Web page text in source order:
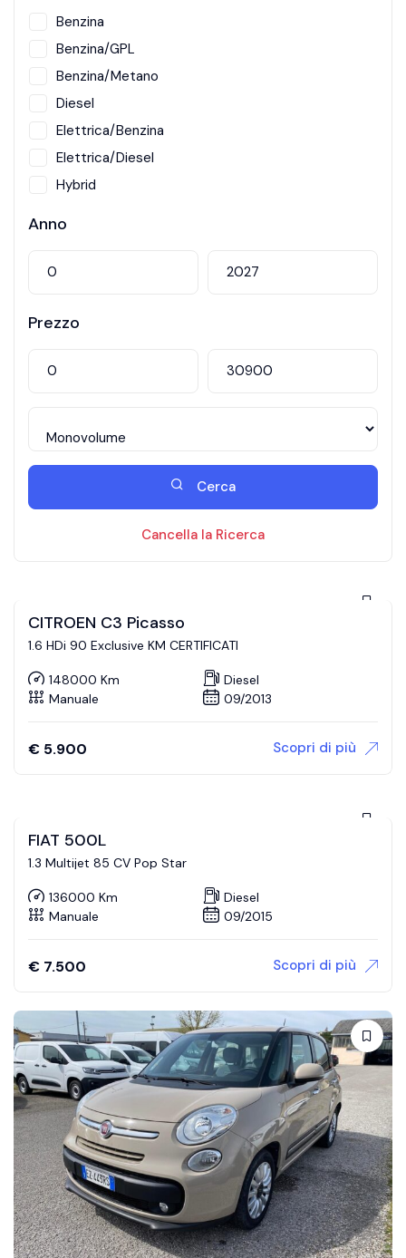
Benzina
Benzina/GPL
Benzina/Metano
Diesel
Elettrica/Benzina
Elettrica/Diesel
Hybrid
Anno
Prezzo
Cerca
Cancella la Ricerca
CITROEN C3 Picasso
1.6 HDi 90 Exclusive KM CERTIFICATI
148000 Km
Diesel
Manuale
09/2013
€ 5.900 Scopri di più
FIAT 500L
1.3 Multijet 85 CV Pop Star
136000 Km
Diesel
Manuale
09/2015
€ 7.500 Scopri di più